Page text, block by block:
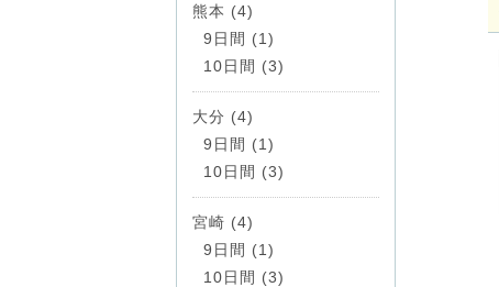
熊本 (4)
9日間 (1)
10日間 (3)
大分 (4)
9日間 (1)
10日間 (3)
宮崎 (4)
9日間 (1)
10日間 (3)